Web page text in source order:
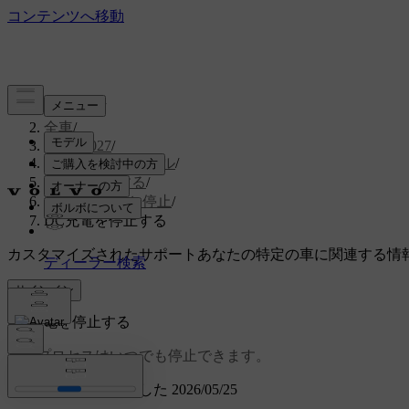
サポート
全車/
EX30 2027/
ユーザーマニュアル/
お車を充電する/
充電の開始と停止/
DC充電を停止する
カスタマイズされたサポート あなたの特定の車に関連する情
サインイン
アップデートされました 2026/05/25
DC充電を停止する
充電プロセスはいつでも停止できます。